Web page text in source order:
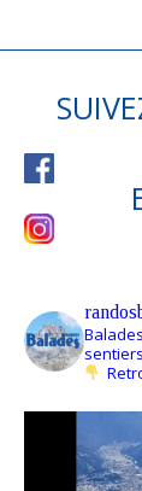
sentiers